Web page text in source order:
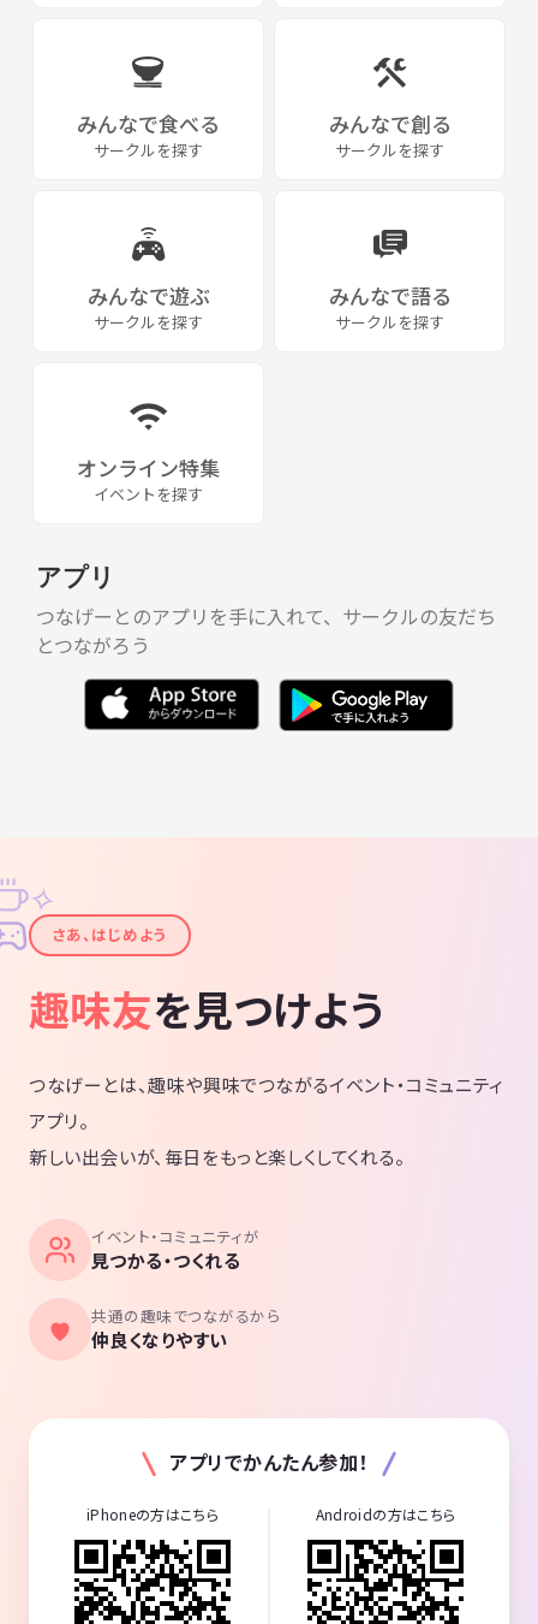
みんなで食べる
サークルを探す
みんなで創る
サークルを探す
みんなで遊ぶ
サークルを探す
みんなで語る
サークルを探す
オンライン特集
イベントを探す
アプリ
つなげーとのアプリを手に入れて、サークルの友だち
とつながろう
✦
✧
さあ、はじめよう
趣味友を見つけよう
つなげーとは、趣味や興味でつながるイベント・コミュニティ
アプリ。
新しい出会いが、毎日をもっと楽しくしてくれる。
イベント・コミュニティが
見つかる・つくれる
共通の趣味でつながるから
仲良くなりやすい
アプリでかんたん参加！
iPhoneの方はこちら Androidの方はこちら